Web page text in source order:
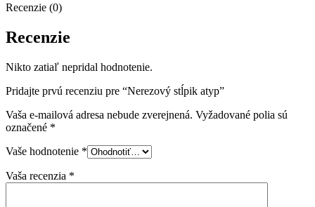
Recenzie (0)
Recenzie
Nikto zatiaľ nepridal hodnotenie.
Pridajte prvú recenziu pre “Nerezový stĺpik atyp”
Vaša e-mailová adresa nebude zverejnená. Vyžadované polia sú
označené *
Vaše hodnotenie *
Vaša recenzia *